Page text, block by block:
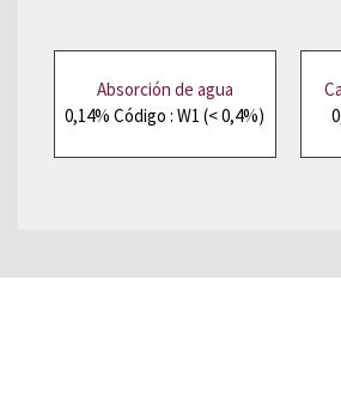
Absorción de agua
0,14% Código : W1 (< 0,4%)